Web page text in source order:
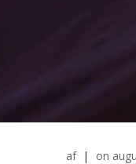
af | on